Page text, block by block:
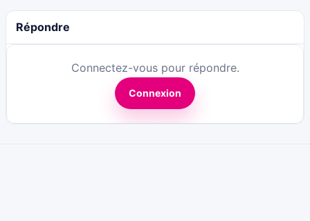
Répondre
Connectez-vous pour répondre.
Connexion